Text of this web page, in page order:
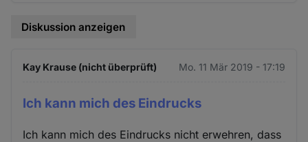
Diskussion anzeigen
Kay Krause (nicht überprüft) Mo. 11 Mär 2019 - 17:19
Ich kann mich des Eindrucks
Ich kann mich des Eindrucks nicht erwehren, dass